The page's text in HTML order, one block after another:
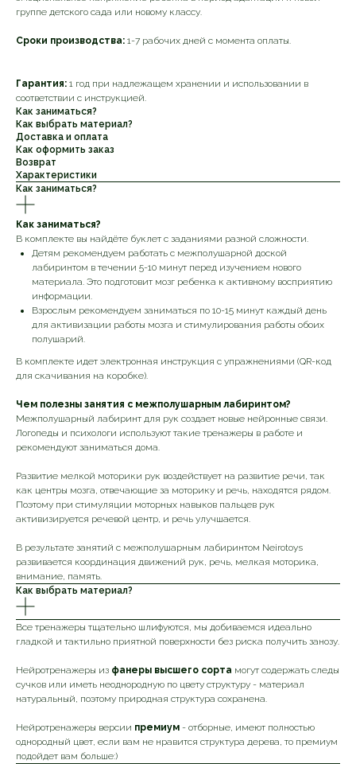
группе детского сада или новому классу.
Сроки производства: 1-7 рабочих дней с момента оплаты.
Гарантия: 1 год при надлежащем хранении и использовании в
соответствии с инструкцией.
Как заниматься?
Как выбрать материал?
Доставка и оплата
Как оформить заказ
Возврат
Характеристики
Как заниматься?
Как заниматься?
В комплекте вы найдёте буклет с заданиями разной сложности.
Детям рекомендуем работать с межполушарной доской
лабиринтом в течении 5-10 минут перед изучением нового
материала. Это подготовит мозг ребенка к активному восприятию
информации.
Взрослым рекомендуем заниматься по 10-15 минут каждый день
для активизации работы мозга и стимулирования работы обоих
полушарий.
В комплекте идет электронная инструкция с упражнениями (QR-код
для скачивания на коробке).
Чем полезны занятия с межполушарным лабиринтом?
Межполушарный лабиринт для рук создает новые нейронные связи.
Логопеды и психологи используют такие тренажеры в работе и
рекомендуют заниматься дома.
Развитие мелкой моторики рук воздействует на развитие речи, так
как центры мозга, отвечающие за моторику и речь, находятся рядом.
Поэтому при стимуляции моторных навыков пальцев рук
активизируется речевой центр, и речь улучшается.
В результате занятий с межполушарным лабиринтом Neirotoys
развивается координация движений рук, речь, мелкая моторика,
внимание, память.
Как выбрать материал?
Все тренажеры тщательно шлифуются, мы добиваемся идеально
гладкой и тактильно приятной поверхности без риска получить занозу.
Нейротренажеры из фанеры высшего сорта могут содержать следы
сучков или иметь неоднородную по цвету структуру - материал
натуральный, поэтому природная структура сохранена.
Нейротренажеры версии премиум - отборные, имеют полностью
однородный цвет, если вам не нравится структура дерева, то премиум
подойдет вам больше:)